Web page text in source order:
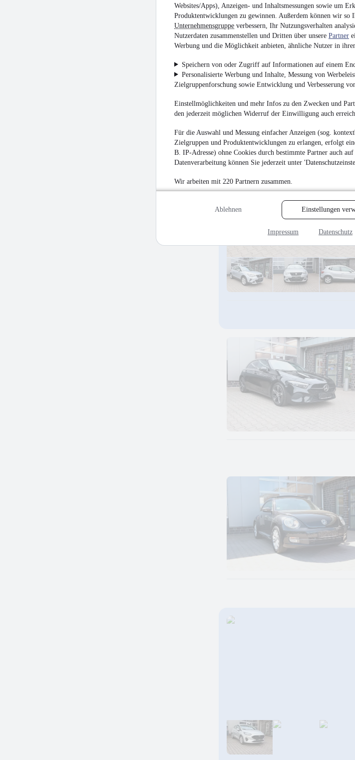
Websites/Apps), Anzeigen- und Inhaltsmessungen sowie um
Produktentwicklungen zu gewinnen. Außerdem können wir so
Unternehmensgruppe verbessern, Ihr Nutzungsverhalten
Nutzerdaten zusammenstellen und Dritten über unsere Partner
Werbung und die Möglichkeit anbieten, ähnliche Nutzer in
Speichern von oder Zugriff auf Informationen auf einem
Personalisierte Werbung und Inhalte, Messung von
Zielgruppenforschung sowie Entwicklung und Verbesserung
Einstellmöglichkeiten und mehr Infos zu den Zwecken und
den jederzeit möglichen Widerruf der Einwilligung auch
Für die Auswahl und Messung einfacher Anzeigen (sog.
Zielgruppen und Produktentwicklungen zu erlangen, erfolgt
B. IP-Adresse) ohne Cookies durch bestimmte Partner auch
Datenverarbeitung können Sie jederzeit unter
Wir arbeiten mit 220 Partnern zusammen.
Ablehnen Einstellungen
Impressum Datenschutz